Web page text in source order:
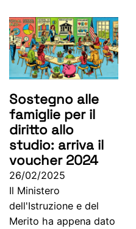
Sostegno alle
famiglie per il
diritto allo
studio: arriva il
voucher 2024
26/02/2025
Il Ministero
dell'Istruzione e del
Merito ha appena dato